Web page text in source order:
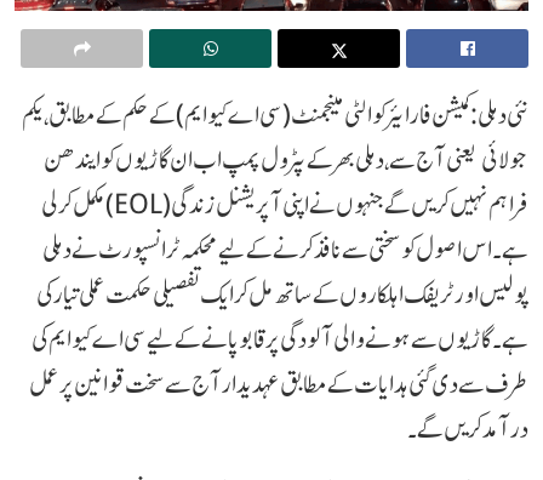
نئی دہلی: کمیشن فار ایئر کوالٹی مینجمنٹ (سی اے کیو ایم) کے حکم کے مطابق، یکم
جولائی یعنی آج سے، دہلی بھر کے پٹرول پمپ اب ان گاڑیوں کو ایندھن
فراہم نہیں کریں گے جنہوں نے اپنی آپریشنل زندگی (EOL) مکمل کر لی
ہے۔اس اصول کو سختی سے نافذ کرنے کے لیے محکمہ ٹرانسپورٹ نے دہلی
پولیس اور ٹریفک اہلکاروں کے ساتھ مل کر ایک تفصیلی حکمت عملی تیار کی
ہے۔گاڑیوں سے ہونے والی آلودگی پر قابو پانے کے لیے سی اے کیو ایم کی
طرف سے دی گئی ہدایات کے مطابق عہدیدار آج سے سخت قوانین پر عمل
درآمد کریں گے۔